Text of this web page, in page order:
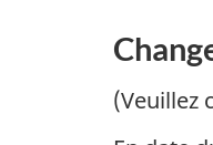
(Veuillez